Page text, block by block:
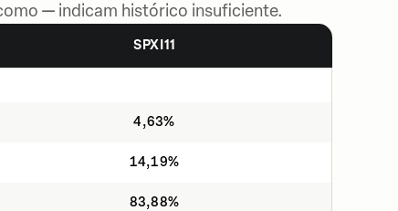
— indicam histórico insuficiente.
SPXI11
4,63%
14,19%
83,88%